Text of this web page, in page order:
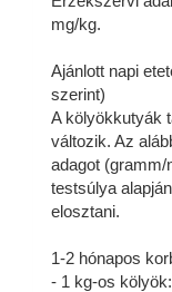
mg/kg.
Ajánlott napi
szerint)
A kölyökkutyák
változik. Az
adagot (gramm/
testsúlya
elosztani.
1-2 hónapos
- 1 kg-os